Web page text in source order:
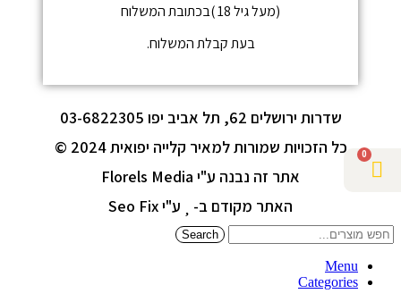
0
(מעל גיל 18 )בכתובת המשלוח
בעת קבלת המשלוח.
שדרות ירושלים 62, תל אביב יפו 03-6822305
כל הזכויות שמורות למאיר קלייה יפואית 2024 ©
אתר זה נבנה ע"י Florels Media
האתר מקודם ב-
ע"י Seo Fix
Search
Menu
Categories